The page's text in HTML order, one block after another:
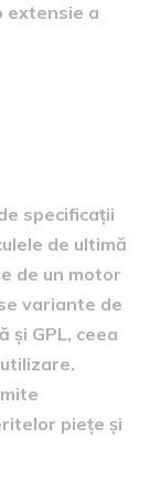
extensie a
specificații
de ultimă
de un motor
variante de
și GPL, ceea
piețe și